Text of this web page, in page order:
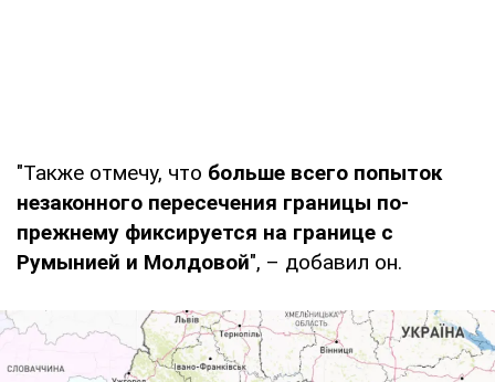
"Также отмечу, что больше всего попыток
незаконного пересечения границы по-
прежнему фиксируется на границе с
Румынией и Молдовой", – добавил он.